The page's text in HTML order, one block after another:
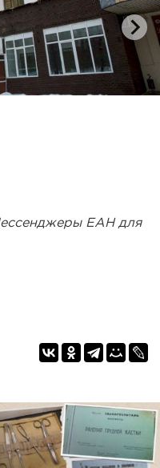
ЕАН для